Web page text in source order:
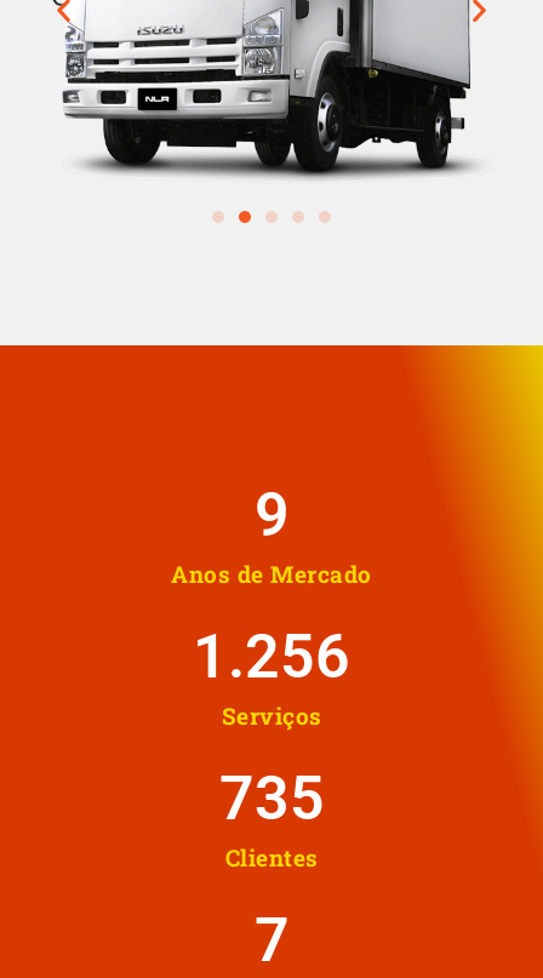
Anos de Mercado
10
Serviços
1.258
Clientes
737
8